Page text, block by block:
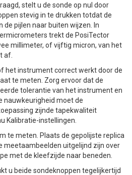
stelt u de sonde op nul door
stevig in te drukken totdat de
pijlen naar buiten wijzen. In
trekt de PosiTector
millimeter, of vijftig micron, van het
af.
het instrument correct werkt door de
te meten. Zorg ervoor dat de
tolerantie van het instrument en
nauwkeurigheid moet de
zijnde tapekwaliteit
Kalibratie-instellingen.
te meten. Plaats de gepolijste replica
meetaambeelden uitgelijnd zijn over
met de kleefzijde naar beneden.
u beide sondeknoppen tegelijkertijd